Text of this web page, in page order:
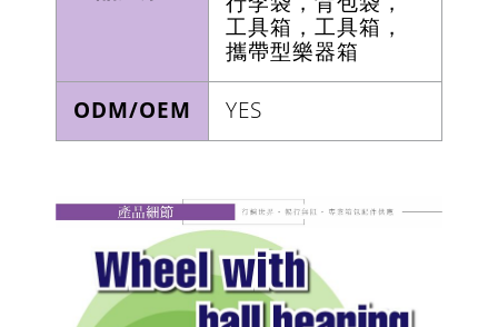
工具箱，工具箱，
攜帶型樂器箱
ODM/OEM YES